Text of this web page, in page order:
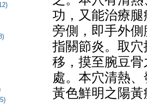
功，又能治療
旁側，即手外
指關節炎。取
移，摸至腕豆
處。本穴清熱
黃色鮮明之陽